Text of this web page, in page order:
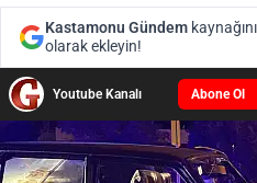
Kastamonu Gündem
olarak ekleyin!
Youtube Kanalı Abone Ol